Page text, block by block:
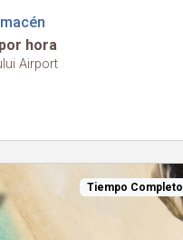
hora
Airport
Tiempo Completo